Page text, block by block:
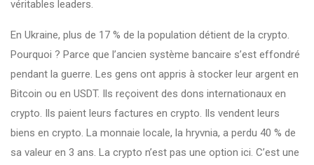
véritables leaders.
En Ukraine, plus de 17 % de la population détient de la crypto.
Pourquoi ? Parce que l’ancien système bancaire s’est effondré
pendant la guerre. Les gens ont appris à stocker leur argent en
Bitcoin ou en USDT. Ils reçoivent des dons internationaux en
crypto. Ils paient leurs factures en crypto. Ils vendent leurs
biens en crypto. La monnaie locale, la hryvnia, a perdu 40 % de
sa valeur en 3 ans. La crypto n’est pas une option ici. C’est une